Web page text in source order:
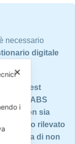
necessario
digitale
test
prova ABS
non sia
guasto rilevato
scelga di non
✕
i